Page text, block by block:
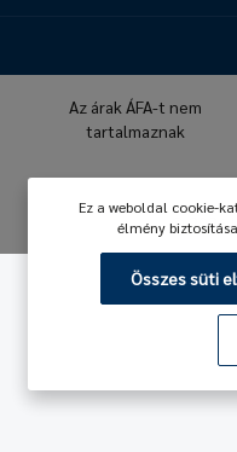
© 2026
Az árak ÁFA-t nem
tartalmaznak
Ez a weboldal cookie-
élmény
Összes süti